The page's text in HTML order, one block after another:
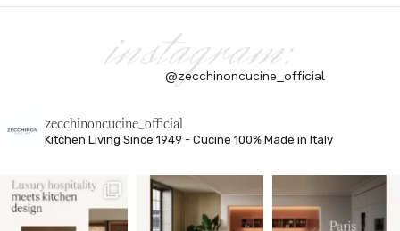
instagram:
@zecchinoncucine_official
zecchinoncucine_official
Kitchen Living Since 1949 - Cucine 100% Made in Italy